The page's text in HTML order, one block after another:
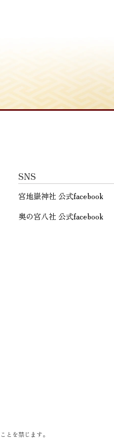
SNS
宮地嶽神社 公式facebook
奥の宮八社 公式facebook
とを禁じます。